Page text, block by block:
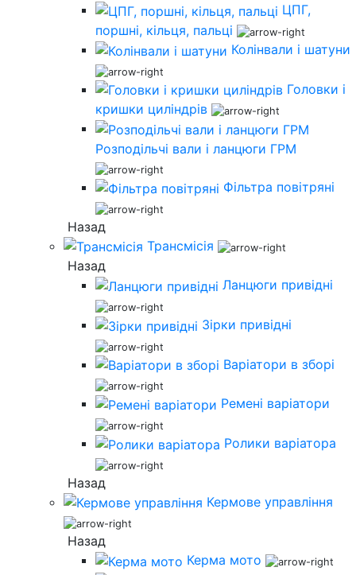
ЦПГ,
поршні, кільця, пальці
Колінвали і шатуни
Головки і
кришки циліндрів
Розподільчі вали і ланцюги ГРМ
Фільтра повітряні
Назад
Трансмісія
Назад
Ланцюги привідні
Зірки привідні
Варіатори в зборі
Ремені варіатори
Ролики варіатора
Назад
Кермове управління
Назад
Керма мото